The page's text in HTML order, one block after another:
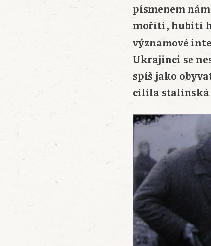
písmenem
mořiti, hubiti
významové
Ukrajinci se
spíš jako
cílila stalinská